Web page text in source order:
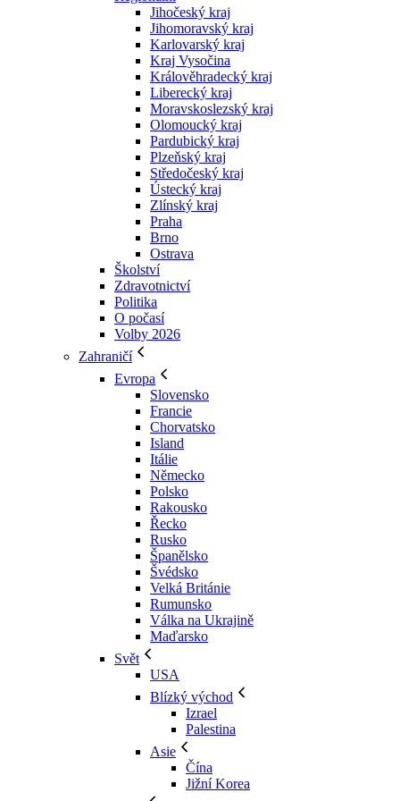
Jihočeský kraj
Jihomoravský kraj
Karlovarský kraj
Kraj Vysočina
Králověhradecký kraj
Liberecký kraj
Moravskoslezský kraj
Olomoucký kraj
Pardubický kraj
Plzeňský kraj
Středočeský kraj
Ústecký kraj
Zlínský kraj
Praha
Brno
Ostrava
Školství
Zdravotnictví
Politika
O počasí
Volby 2026
Zahraničí
Evropa
Slovensko
Francie
Chorvatsko
Island
Itálie
Německo
Polsko
Rakousko
Řecko
Rusko
Španělsko
Švédsko
Velká Británie
Rumunsko
Válka na Ukrajině
Maďarsko
Svět
USA
Blízký východ
Izrael
Palestina
Asie
Čína
Jižní Korea